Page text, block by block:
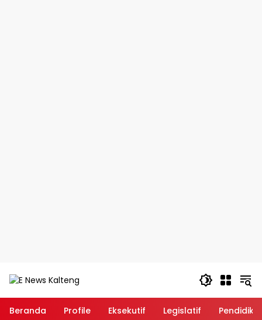
Beranda
Profile Eksekutif Legislatif